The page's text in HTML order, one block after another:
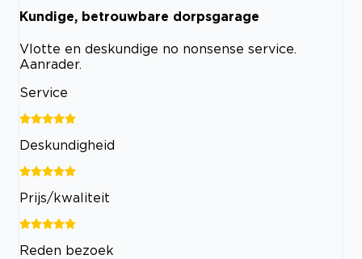
Kundige, betrouwbare dorpsgarage
Vlotte en deskundige no nonsense service.
Aanrader.
Service
Deskundigheid
Prijs/kwaliteit
Reden bezoek